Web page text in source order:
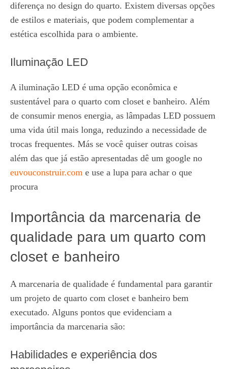
diferença no design do quarto. Existem diversas opções
de estilos e materiais, que podem complementar a
estética escolhida para o ambiente.
Iluminação LED
A iluminação LED é uma opção econômica e
sustentável para o quarto com closet e banheiro. Além
de consumir menos energia, as lâmpadas LED possuem
uma vida útil mais longa, reduzindo a necessidade de
trocas frequentes. Más se você quiser outras coisas
além das que já estão apresentadas dê um google no
euvouconstruir.com e use a lupa para achar o que
procura
Importância da marcenaria de
qualidade para um quarto com
closet e banheiro
A marcenaria de qualidade é fundamental para garantir
um projeto de quarto com closet e banheiro bem
executado. Alguns pontos que evidenciam a
importância da marcenaria são:
Habilidades e experiência dos